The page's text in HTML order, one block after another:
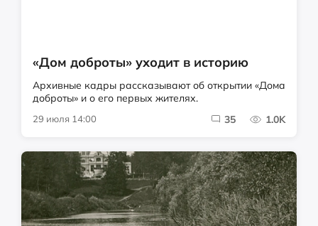
«Дом доброты» уходит в историю
Архивные кадры рассказывают об открытии «Дома
доброты» и о его первых жителях.
29 июля 14:00 35 1.0K